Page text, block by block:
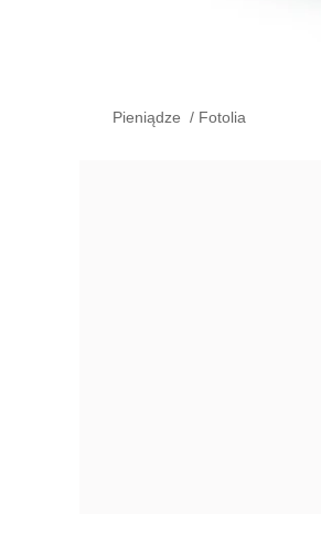
Pieniądze / Fotolia